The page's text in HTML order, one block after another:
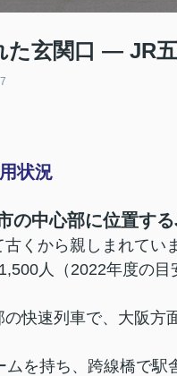
た玄関口 ― JR
状況
の中心部に位置す
くから親しまれてい
人（2022年度の
快速列車で、大阪
を持ち、跨線橋で駅